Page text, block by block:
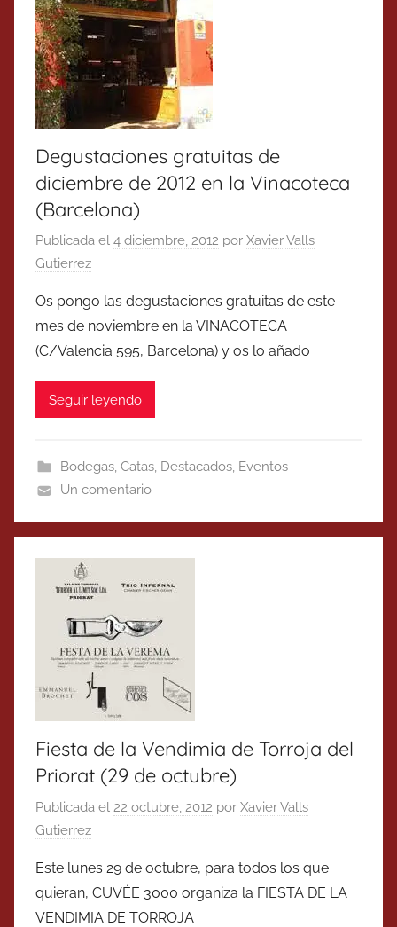
Degustaciones gratuitas de
diciembre de 2012 en la Vinacoteca
(Barcelona)
Publicada el 4 diciembre, 2012 por Xavier Valls
Gutierrez
Os pongo las degustaciones gratuitas de este
mes de noviembre en la VINACOTECA
(C/Valencia 595, Barcelona) y os lo añado
Seguir leyendo
Bodegas, Catas, Destacados, Eventos
Un comentario
Fiesta de la Vendimia de Torroja del
Priorat (29 de octubre)
Publicada el 22 octubre, 2012 por Xavier Valls
Gutierrez
Este lunes 29 de octubre, para todos los que
quieran, CUVÉE 3000 organiza la FIESTA DE LA
VENDIMIA DE TORROJA